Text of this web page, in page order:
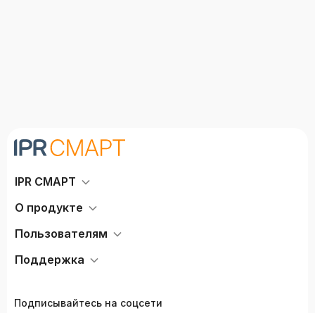
IPR СМАРТ
О продукте
Пользователям
Поддержка
Подписывайтесь на соцсети